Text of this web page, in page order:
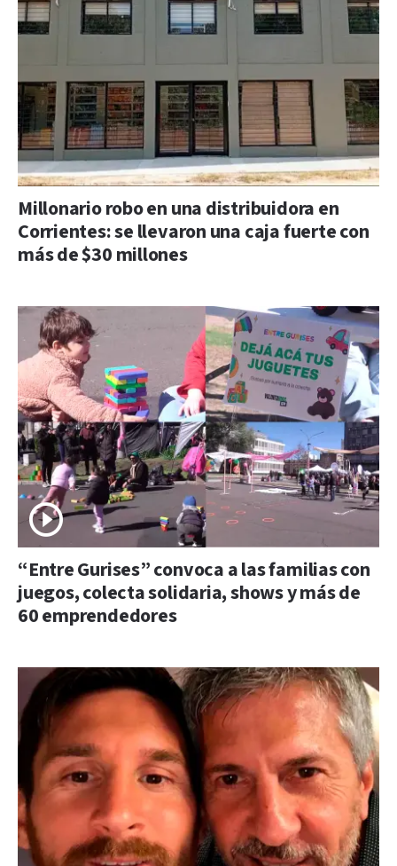
Millonario robo en una distribuidora en
Corrientes: se llevaron una caja fuerte con
más de $30 millones
“Entre Gurises” convoca a las familias con
juegos, colecta solidaria, shows y más de
60 emprendedores